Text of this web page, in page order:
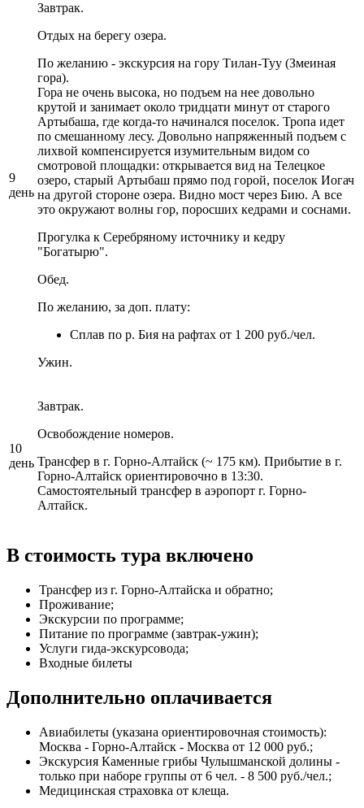
9
день
Завтрак.
Отдых на берегу озера.
По желанию - экскурсия на гору Тилан-Туу (Змеиная
гора).
Гора не очень высока, но подъем на нее довольно
крутой и занимает около тридцати минут от старого
Артыбаша, где когда-то начинался поселок. Тропа идет
по смешанному лесу. Довольно напряженный подъем с
лихвой компенсируется изумительным видом со
смотровой площадки: открывается вид на Телецкое
озеро, старый Артыбаш прямо под горой, поселок Иогач
на другой стороне озера. Видно мост через Бию. А все
это окружают волны гор, поросших кедрами и соснами.
Прогулка к Серебряному источнику и кедру
"Богатырю".
Обед.
По желанию, за доп. плату:
Сплав по р. Бия на рафтах от 1 200 руб./чел.
Ужин.
10
день
Завтрак.
Освобождение номеров.
Трансфер в г. Горно-Алтайск (~ 175 км). Прибытие в г.
Горно-Алтайск ориентировочно в 13:30.
Самостоятельный трансфер в аэропорт г. Горно-
Алтайск.
В стоимость тура включено
Трансфер из г. Горно-Алтайска и обратно;
Проживание;
Экскурсии по программе;
Питание по программе (завтрак-ужин);
Услуги гида-экскурсовода;
Входные билеты
Дополнительно оплачивается
Авиабилеты (указана ориентировочная стоимость):
Москва - Горно-Алтайск - Москва от 12 000 руб.;
Экскурсия Каменные грибы Чулышманской долины -
только при наборе группы от 6 чел. - 8 500 руб./чел.;
Медицинская страховка от клеща.